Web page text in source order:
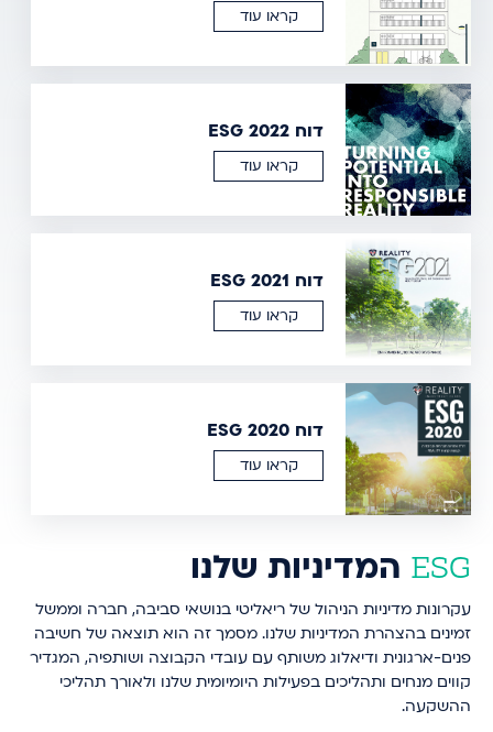
קראו עוד
דוח ESG 2022
קראו עוד
דוח ESG 2021
קראו עוד
דוח ESG 2020
קראו עוד
ESG המדיניות שלנו
עקרונות מדיניות הניהול של ריאליטי בנושאי סביבה, חברה וממשל
זמינים בהצהרת המדיניות שלנו. מסמך זה הוא תוצאה של חשיבה
פנים-ארגונית ודיאלוג משותף עם עובדי הקבוצה ושותפיה, המגדיר
קווים מנחים ותהליכים בפעילות היומיומית שלנו ולאורך תהליכי
ההשקעה.